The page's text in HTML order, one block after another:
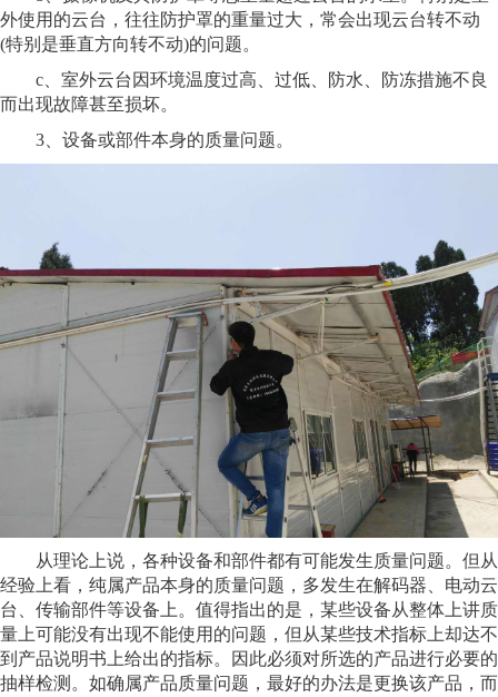
外使用的云台，往往防护罩的重量过大，常会出现云台转不动
(特别是垂直方向转不动)的问题。
c、室外云台因环境温度过高、过低、防水、防冻措施不良
而出现故障甚至损坏。
3、设备或部件本身的质量问题。
从理论上说，各种设备和部件都有可能发生质量问题。但从
经验上看，纯属产品本身的质量问题，多发生在解码器、电动云
台、传输部件等设备上。值得指出的是，某些设备从整体上讲质
量上可能没有出现不能使用的问题，但从某些技术指标上却达不
到产品说明书上给出的指标。因此必须对所选的产品进行必要的
抽样检测。如确属产品质量问题，最好的办法是更换该产品，而